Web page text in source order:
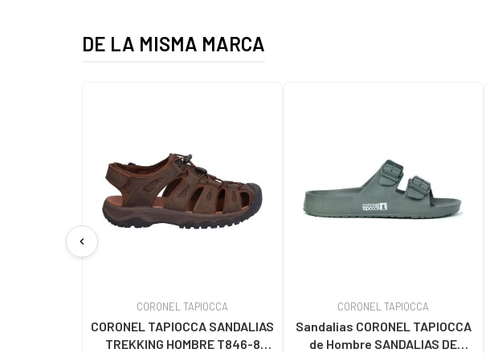
DE LA MISMA MARCA
chevron_left
CORONEL TAPIOCCA
CORONEL TAPIOCCA SANDALIAS
TREKKING HOMBRE T846-8
CORONEL TAPIOCCA
Sandalias CORONEL TAPIOCCA
de Hombre SANDALIAS DE